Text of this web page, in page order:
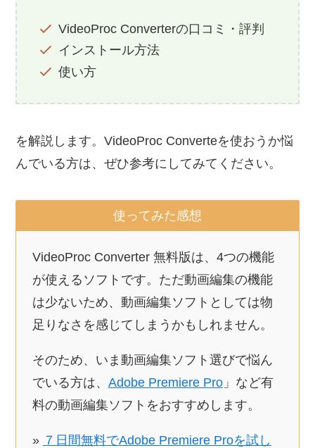
VideoProc Converterの口コミ・評判
インストール方法
使い方
を解説します。VideoProc Converteを使おうか悩
んでいる方は、ぜひ参考にしてみてください。
使ってみた感想
VideoProc Converter 無料版は、4つの機能
が使えるソフトです。ただ動画編集の機能
は少ないため、動画編集ソフトとしては物
足りなさを感じてしまうかもしれません。
そのため、いま動画編集ソフト選びで悩ん
でいる方は、 Adobe Premiere Pro」など有
料の動画編集ソフトをおすすめします。
» ７日間無料でAdobe Premiere Proを試し